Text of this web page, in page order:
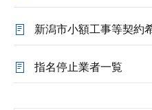
新潟市小額工事等契約
指名停止業者一覧